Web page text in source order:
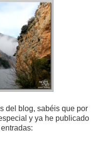
del blog, sabéis que por
y ya he publicado